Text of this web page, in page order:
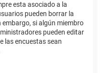
esta asociado a la
pueden borrar la
si algún miembro
pueden editar
las encuestas sean